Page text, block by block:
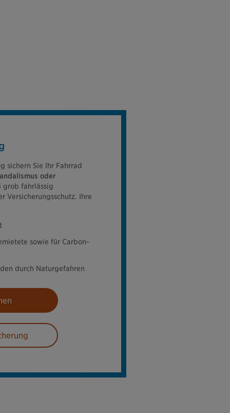
sichern Sie Ihr Fahrrad
oder
grob fahrlässig
Versicherungsschutz. Ihre
sowie für Carbon-
durch Naturgefahren